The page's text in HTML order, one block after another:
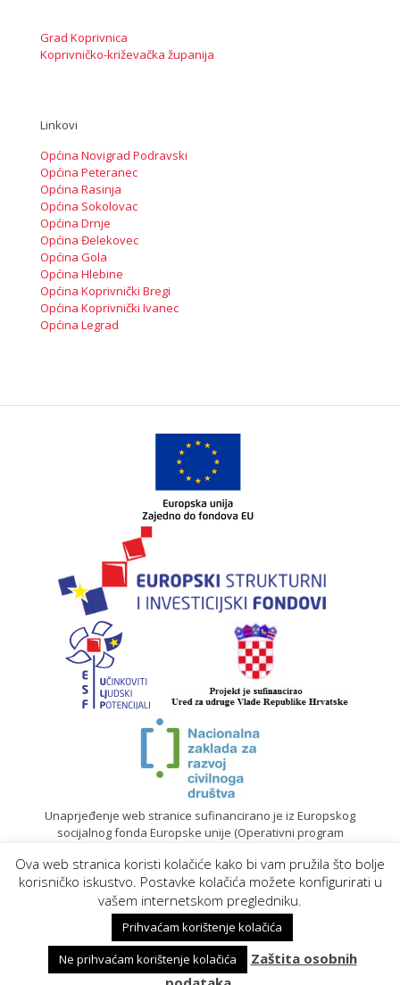
Grad Koprivnica
Koprivničko-križevačka županija
Linkovi
Općina Novigrad Podravski
Općina Peteranec
Općina Rasinja
Općina Sokolovac
Općina Drnje
Općina Đelekovec
Općina Gola
Općina Hlebine
Općina Koprivnički Bregi
Općina Koprivnički Ivanec
Općina Legrad
Unaprjeđenje web stranice sufinancirano je iz Europskog
socijalnog fonda Europske unije (Operativni program
© 2020. Sadržaj mrežne stranice isključiva je odgovornost
Gradskog društva Crvenog križa Koprivnica | Izrada web
stranica
Ova web stranica koristi kolačiće kako bi vam pružila što bolje
korisničko iskustvo. Postavke kolačića možete konfigurirati u
vašem internetskom pregledniku.
Prihvaćam korištenje kolačića
Ne prihvaćam korištenje kolačića
Zaštita osobnih